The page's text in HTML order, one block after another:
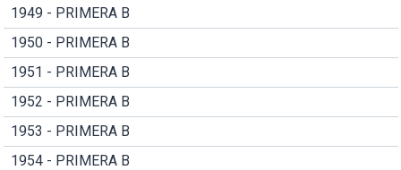
1949 - PRIMERA B
1950 - PRIMERA B
1951 - PRIMERA B
1952 - PRIMERA B
1953 - PRIMERA B
1954 - PRIMERA B